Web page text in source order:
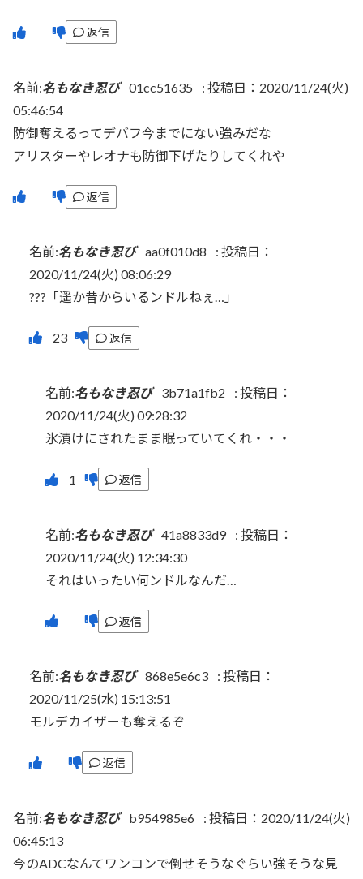
返信
名前:名もなき忍び 01cc51635 : 投稿日：2020/11/24(火)
05:46:54
防御奪えるってデバフ今までにない強みだな
アリスターやレオナも防御下げたりしてくれや
返信
名前:名もなき忍び aa0f010d8 : 投稿日：
2020/11/24(火) 08:06:29
???「遥か昔からいるンドルねぇ…」
返信
名前:名もなき忍び 3b71a1fb2 : 投稿日：
2020/11/24(火) 09:28:32
氷漬けにされたまま眠っていてくれ・・・
返信
名前:名もなき忍び 41a8833d9 : 投稿日：
2020/11/24(火) 12:34:30
それはいったい何ンドルなんだ…
返信
名前:名もなき忍び 868e5e6c3 : 投稿日：
2020/11/25(水) 15:13:51
モルデカイザーも奪えるぞ
返信
名前:名もなき忍び b954985e6 : 投稿日：2020/11/24(火)
06:45:13
今のADCなんてワンコンで倒せそうなぐらい強そうな見